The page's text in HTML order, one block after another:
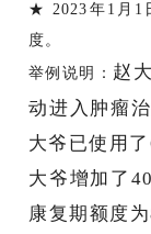
★ 2023年1月1
度。
举例说明： 赵
动进入肿瘤
大爷已使用
大爷增加了
康复期额度